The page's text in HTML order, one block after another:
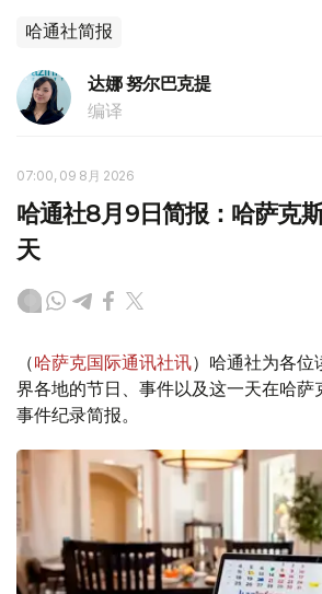
哈通社简报
达娜 努尔巴克提
编译
07:00, 09 8月 2026
哈通社8月9日简报：哈萨克
天
（哈萨克国际通讯社讯）哈通社为各
界各地的节日、事件以及这一天在哈萨
事件纪录简报。